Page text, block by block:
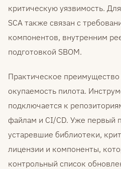
критическую уязвимость.
SCA также связан с
компонентов, внутренним
подготовкой SBOM.
Практическое преимущество
окупаемость пилота.
подключается к
файлам и CI/CD. Уже первый
устаревшие библиотеки,
лицензии и компоненты,
контрольный список